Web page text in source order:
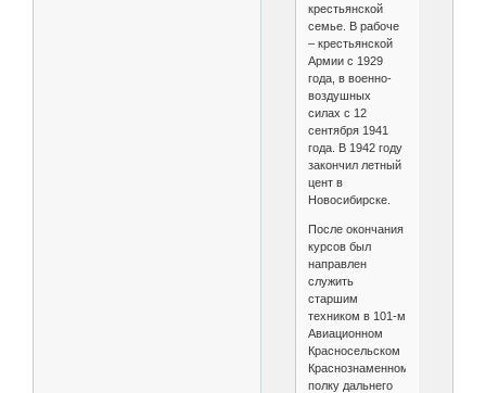
крестьянской
семье. В рабоче
– крестьянской
Армии с 1929
года, в военно-
воздушных
силах с 12
сентября 1941
года. В 1942 году
закончил летный
цент в
Новосибирске.
После окончания
курсов был
направлен
служить
старшим
техником в 101-м
Авиационном
Красносельском
Краснознаменном
полку дальнего